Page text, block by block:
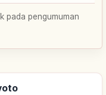
pada pengumuman